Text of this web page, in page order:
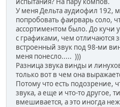
У меня Дельта аудиофил 192,
попробовать фаирварь соло,
ассортиментом было. До кучи
с графиками, чем отличаются
встроенный звук под 98-ми
меня понесло..... )))
Разница звука винды и
только вот в чем она
Потому что есть подозрение,
звука, а еще и что-то другое,
вмешивается, а это иногда